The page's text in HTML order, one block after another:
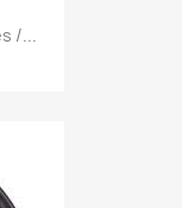
/...